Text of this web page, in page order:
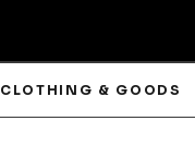
CLOTHING & GOODS